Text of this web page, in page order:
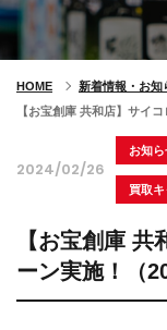
HOME
新着情報・お知
【お宝創庫 共和店】サイ
2024/02/26
お知ら
買取
【お宝創庫
ーン実施！（